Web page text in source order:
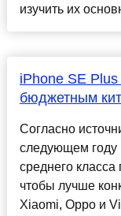
изучить их
iPhone SE Plus
бюджетным
Согласно
следующем
среднего
чтобы лучше
Xiaomi, Oppo и